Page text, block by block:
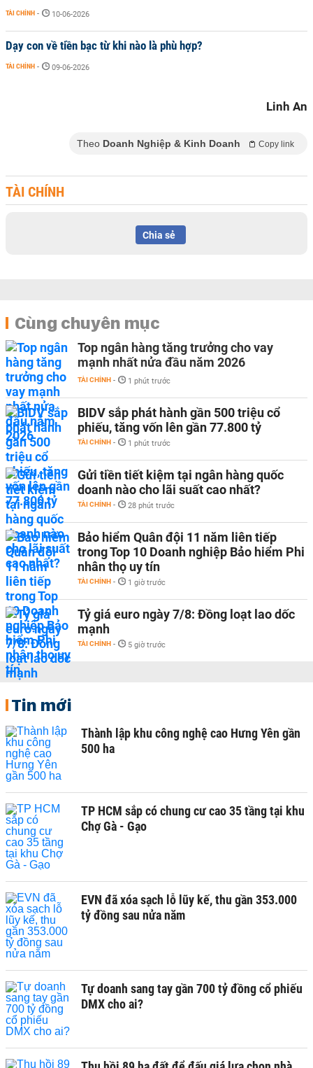
TÀI CHÍNH - 10-06-2026
Dạy con về tiền bạc từ khi nào là phù hợp?
TÀI CHÍNH - 09-06-2026
Linh An
Theo Doanh Nghiệp & Kinh Doanh Copy link
TÀI CHÍNH
Chia sẻ
Cùng chuyên mục
Top ngân hàng tăng trưởng cho vay
mạnh nhất nửa đầu năm 2026
TÀI CHÍNH - 1 phút trước
BIDV sắp phát hành gần 500 triệu cổ
phiếu, tăng vốn lên gần 77.800 tỷ
TÀI CHÍNH - 1 phút trước
Gửi tiền tiết kiệm tại ngân hàng quốc
doanh nào cho lãi suất cao nhất?
TÀI CHÍNH - 28 phút trước
Bảo hiểm Quân đội 11 năm liên tiếp
trong Top 10 Doanh nghiệp Bảo hiểm Phi
nhân thọ uy tín
TÀI CHÍNH - 1 giờ trước
Tỷ giá euro ngày 7/8: Đồng loạt lao dốc
mạnh
TÀI CHÍNH - 5 giờ trước
Tin mới
Thành lập khu công nghệ cao Hưng Yên gần
500 ha
TP HCM sắp có chung cư cao 35 tầng tại khu
Chợ Gà - Gạo
EVN đã xóa sạch lỗ lũy kế, thu gần 353.000
tỷ đồng sau nửa năm
Tự doanh sang tay gần 700 tỷ đồng cổ phiếu
DMX cho ai?